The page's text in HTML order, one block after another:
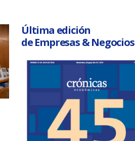
Última edición
de Empresas & Negocios